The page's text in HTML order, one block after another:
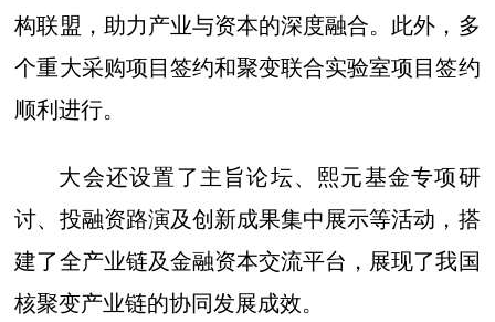
构联盟，助力产业与资本的深度融合。此外，多
个重大采购项目签约和聚变联合实验室项目签约
顺利进行。
大会还设置了主旨论坛、熙元基金专项研
讨、投融资路演及创新成果集中展示等活动，搭
建了全产业链及金融资本交流平台，展现了我国
核聚变产业链的协同发展成效。